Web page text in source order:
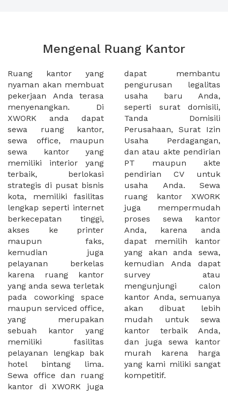
Mengenal Ruang Kantor
Ruang kantor yang
nyaman akan membuat
pekerjaan Anda terasa
menyenangkan. Di
XWORK anda dapat
sewa ruang kantor,
sewa office, maupun
sewa kantor yang
memiliki interior yang
terbaik, berlokasi
strategis di pusat bisnis
kota, memiliki fasilitas
lengkap seperti internet
berkecepatan tinggi,
akses ke printer
maupun faks,
kemudian juga
pelayanan berkelas
karena ruang kantor
yang anda sewa terletak
pada coworking space
maupun serviced office,
yang merupakan
sebuah kantor yang
memiliki fasilitas
pelayanan lengkap bak
hotel bintang lima.
Sewa office dan ruang
kantor di XWORK juga
dapat membantu
pengurusan legalitas
usaha baru Anda,
seperti surat domisili,
Tanda Domisili
Perusahaan, Surat Izin
Usaha Perdagangan,
dan atau akte pendirian
PT maupun akte
pendirian CV untuk
usaha Anda. Sewa
ruang kantor XWORK
juga mempermudah
proses sewa kantor
Anda, karena anda
dapat memilih kantor
yang akan anda sewa,
kemudian Anda dapat
survey atau
mengunjungi calon
kantor Anda, semuanya
akan dibuat lebih
mudah untuk sewa
kantor terbaik Anda,
dan juga sewa kantor
murah karena harga
yang kami miliki sangat
kompetitif.